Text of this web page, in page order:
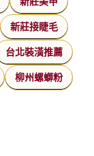
新莊接睫毛
台北裝潢推薦
柳州螺螄粉